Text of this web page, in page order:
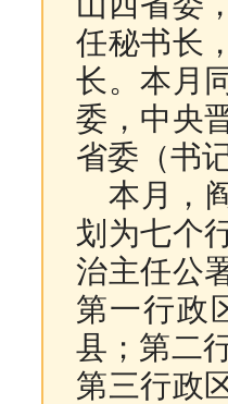
任秘书长
长。本月
委，中央
省委（书
本月，
划为七个
治主任公
第一行政
县；第二
第三行政